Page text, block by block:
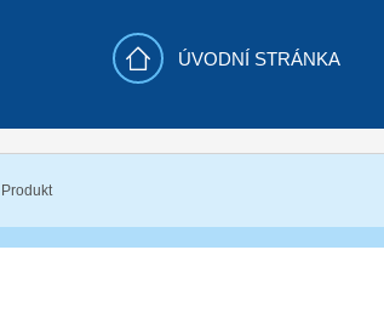
ÚVODNÍ STRÁNKA
Produkt